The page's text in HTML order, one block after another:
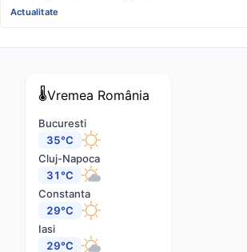
Actualitate
🌡️Vremea România
Bucuresti
35°C
Cluj-Napoca
31°C
Constanta
29°C
Iasi
29°C